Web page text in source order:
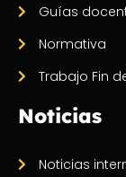
Guías
Normativa
Trabajo Fin
Noticias
Noticias